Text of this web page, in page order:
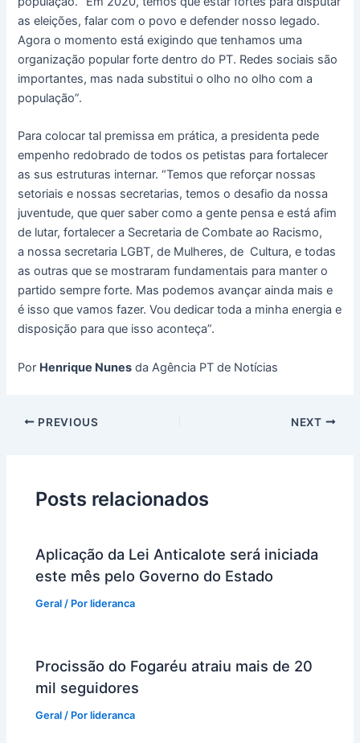
as eleições, falar com o povo e defender nosso legado.
Agora o momento está exigindo que tenhamos uma
organização popular forte dentro do PT. Redes sociais são
importantes, mas nada substitui o olho no olho com a
população”.
Para colocar tal premissa em prática, a presidenta pede
empenho redobrado de todos os petistas para fortalecer
as sus estruturas internar. “Temos que reforçar nossas
setoriais e nossas secretarias, temos o desafio da nossa
juventude, que quer saber como a gente pensa e está afim
de lutar, fortalecer a Secretaria de Combate ao Racismo,
a nossa secretaria LGBT, de Mulheres, de Cultura, e todas
as outras que se mostraram fundamentais para manter o
partido sempre forte. Mas podemos avançar ainda mais e
é isso que vamos fazer. Vou dedicar toda a minha energia e
disposição para que isso aconteça”.
Por Henrique Nunes da Agência PT de Notícias
PREVIOUS NEXT
Posts relacionados
Aplicação da Lei Anticalote será iniciada
este mês pelo Governo do Estado
Geral / Porlideranca
Procissão do Fogaréu atraiu mais de 20
mil seguidores
Geral / Porlideranca